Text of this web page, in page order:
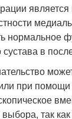
является
нормальное
сустава в
при помощи
так